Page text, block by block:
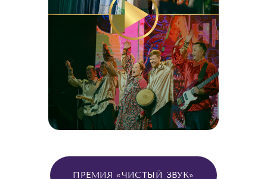
ПРЕМИЯ «ЧИСТЫЙ ЗВУК»